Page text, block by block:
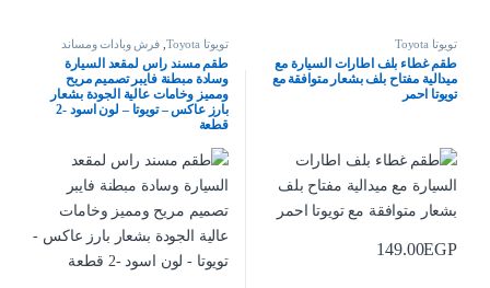
تويوتا Toyota
طقم غطاء بلف اطارات السيارة مع
ميدالية مفتاح بلف بشعار متوافقة مع
تويوتا احمر
149.00EGP
تويوتا Toyota فرش وبادات ومساند
طقم مسند راس لمقعد السيارة
وسادة مبطنة فايبر تصميم مريح
ومميز وخامات عالية الجودة بشعار
بارز عاكس – تويوتا – لون اسود -2
قطعة